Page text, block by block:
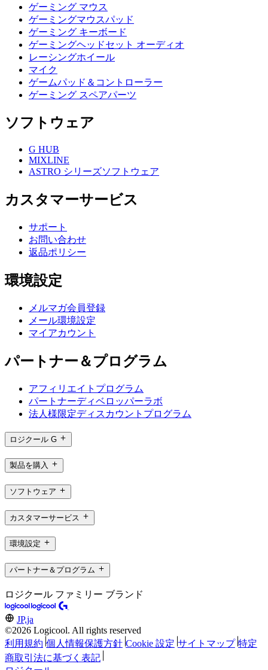
ゲーミング マウス
ゲーミングマウスパッド
ゲーミング キーボード
ゲーミングヘッドセット オーディオ
レーシングホイール
マイク
ゲームパッド＆コントローラー
ゲーミング スペアパーツ
ソフトウェア
G HUB
MIXLINE
ASTRO シリーズソフトウェア
カスタマーサービス
サポート
お問い合わせ
返品ポリシー
環境設定
メルマガ会員登録
メール環境設定
マイアカウント
パートナー＆プログラム
アフィリエイトプログラム
パートナーディベロッパーラボ
法人様限定ディスカウントプログラム
ロジクール G
製品を購入
ソフトウェア
カスタマーサービス
環境設定
パートナー＆プログラム
ロジクール ファミリー ブランド
JP,ja
©2026 Logicool. All rights reserved
利用規約 個人情報保護方針 Cookie 設定 サイトマップ 特定
商取引法に基づく表記